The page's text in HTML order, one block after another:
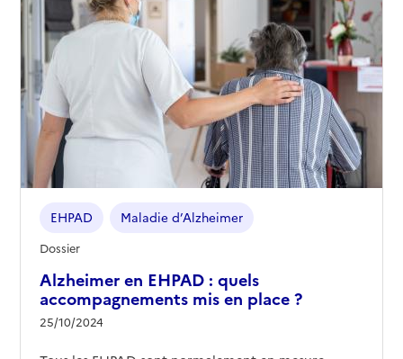
Alzheimer en EHPAD : quels
accompagnements mis en place ?
25/10/2024
EHPAD Maladie d’Alzheimer
Dossier